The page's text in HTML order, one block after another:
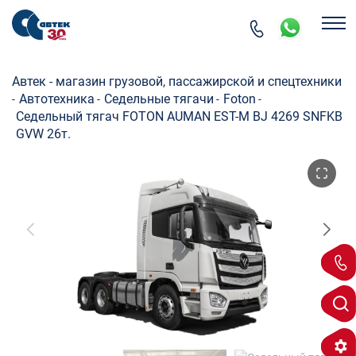
Автек - магазин грузовой, пассажирской и спецтехники
- Автотехника - Седельные тягачи - Foton -
Седельный тягач FOTON AUMAN EST-M BJ 4269 SNFKB
GVW 26т.